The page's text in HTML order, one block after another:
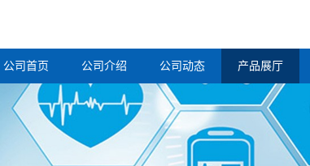
公司首页 公司介绍 公司动态 产品展厅